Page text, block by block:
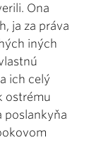
Ona
ja za práva
iných
ich celý
ostrému
poslankyňa